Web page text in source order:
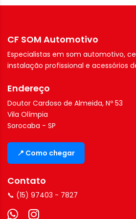
CF SOM Automotivo
Especialistas em som automotivo,
instalação profissional e acessórios
Endereço
Doutor Cardoso de Almeida, Nº 53
Vila Olímpia
Sorocaba - SP
📍 Como chegar
Contato
📞 (15) 97403 - 7827